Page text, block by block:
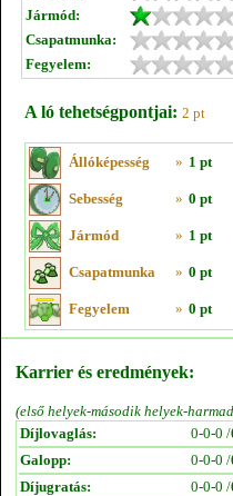
Jármód:
Csapatmunka:
Fegyelem:
A ló tehetségpontjai: 2 pt
Állóképesség » 1 pt
Sebesség » 0 pt
Jármód » 1 pt
Csapatmunka » 0 pt
Fegyelem » 0 pt
Karrier és eredmények:
(első helyek-második helyek-
Díjlovaglás:
0-0-0 /
Galopp:
0-0-0 /
Díjugratás:
0-0-0 /